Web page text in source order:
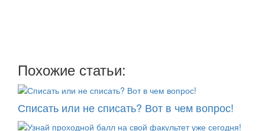
Похожие статьи:
Списать или не списать? Вот в чем вопрос!